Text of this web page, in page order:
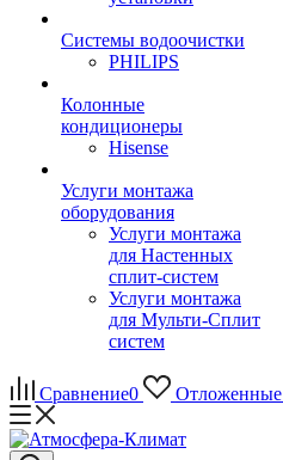
Системы водоочистки
PHILIPS
Колонные
кондиционеры
Hisense
Услуги монтажа
оборудования
Услуги монтажа
для Настенных
сплит-систем
Услуги монтажа
для Мульти-Сплит
систем
Сравнение0 Отложенные